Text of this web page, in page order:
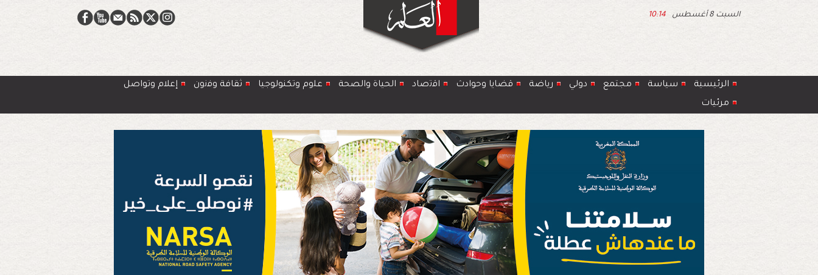
السبت 8 أغسطس 10:14
الرئيسية سياسة مجتمع دولي رياضة قضايا وحوادث اﻗﺗﺻﺎد الحياة والصحة ﻋﻠوم وتكنولوجيا ﺛﻘﺎﻓﺔ وﻓﻧون
إعلام وتواصل
مرئيات